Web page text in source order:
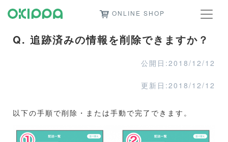
ONLINE SHOP
Q. 追跡済みの情報を削除できますか？
公開日:2018/12/12
更新日:2018/12/12
以下の手順で削除・または手動で完了できます。